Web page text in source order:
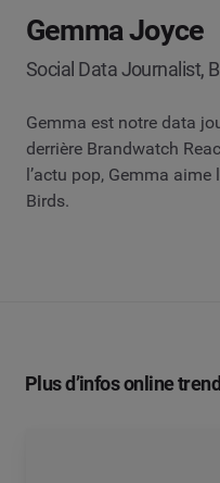
Gemma Joyce
Social Data Journalist,
Gemma est notre data
derrière Brandwatch
l’actu pop, Gemma
Birds.
Plus d’infos online